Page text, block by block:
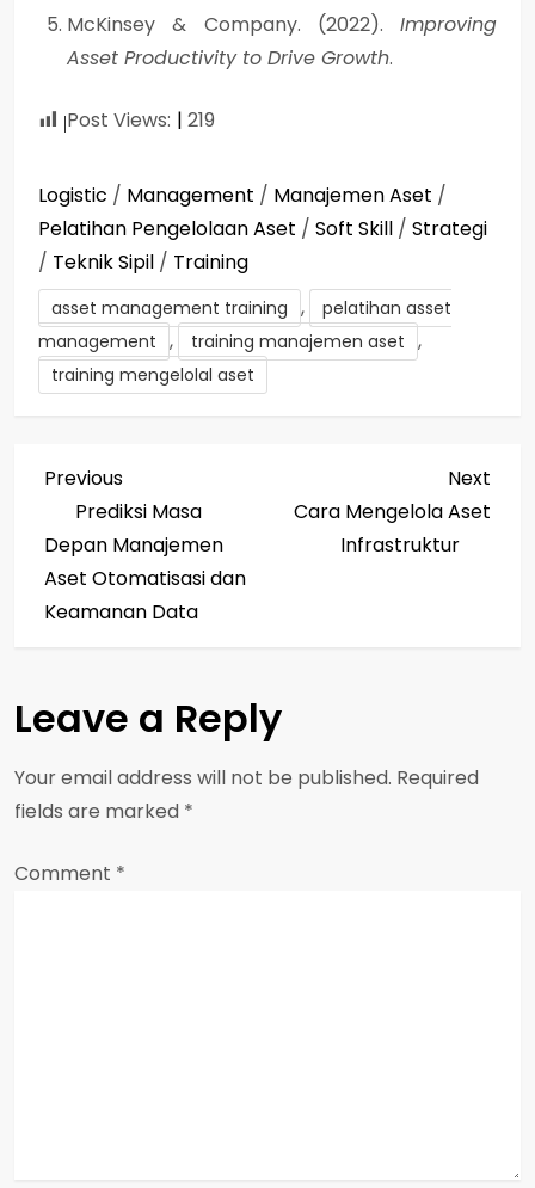
McKinsey & Company. (2022). Improving
Asset Productivity to Drive Growth.
Post Views: 219
Logistic / Management / Manajemen Aset /
Pelatihan Pengelolaan Aset / Soft Skill / Strategi
/ Teknik Sipil / Training
asset management training ,
pelatihan asset
management , training manajemen aset ,
training mengelolal aset
P
o
s
n
a
v
i
Previous
Post
Previous
Prediksi Masa
Depan Manajemen
Aset Otomatisasi dan
Keamanan Data
Next
Cara Mengelola Aset
Infrastruktur
Leave a Reply
Your email address will not be published. Required
fields are marked *
Comment *